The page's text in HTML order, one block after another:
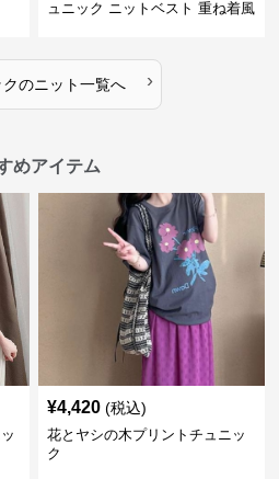
ュニック ニットベスト 重ね着風
のニット一覧へ ›
めアイテム
¥4,420 (税込)
花とヤシの木プリントチュニッ
ク